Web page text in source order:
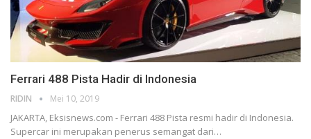
Ferrari 488 Pista Hadir di Indonesia
RIDIN Mei 10, 2019
JAKARTA, Eksisnews.com - Ferrari 488 Pista resmi hadir di Indonesia.
Supercar ini merupakan penerus semangat dari…